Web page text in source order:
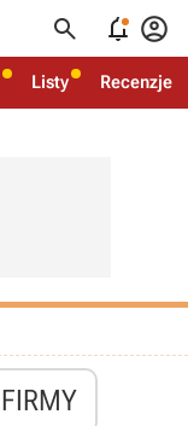
  
Listy Recenzje
FIRMY